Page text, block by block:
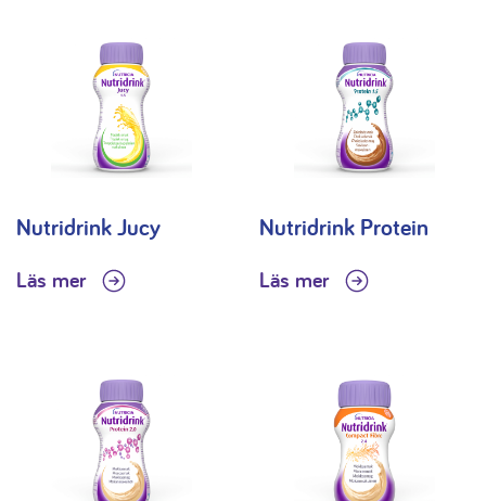
Nutridrink Jucy
Läs mer
Nutridrink Protein
Läs mer